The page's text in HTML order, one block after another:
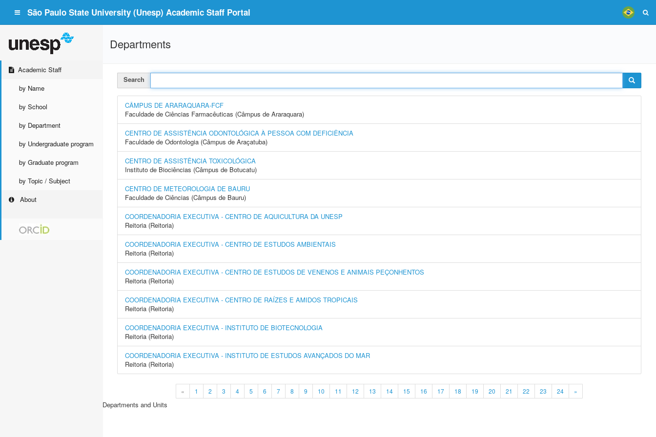
São Paulo State University (Unesp) Academic Staff Portal
Academic Staff
by Name
by School
by Department
by Undergraduate program
by Graduate program
by Topic / Subject
About
Departments
Search
CÂMPUS DE ARARAQUARA-FCF
Faculdade de Ciências Farmacêuticas (Câmpus de Araraquara)
CENTRO DE ASSISTÊNCIA ODONTOLÓGICA À PESSOA COM DEFICIÊNCIA
Faculdade de Odontologia (Câmpus de Araçatuba)
CENTRO DE ASSISTÊNCIA TOXICOLÓGICA
Instituto de Biociências (Câmpus de Botucatu)
CENTRO DE METEOROLOGIA DE BAURU
Faculdade de Ciências (Câmpus de Bauru)
COORDENADORIA EXECUTIVA - CENTRO DE AQUICULTURA DA UNESP
Reitoria (Reitoria)
COORDENADORIA EXECUTIVA - CENTRO DE ESTUDOS AMBIENTAIS
Reitoria (Reitoria)
COORDENADORIA EXECUTIVA - CENTRO DE ESTUDOS DE VENENOS E ANIMAIS PEÇONHENTOS
Reitoria (Reitoria)
COORDENADORIA EXECUTIVA - CENTRO DE RAÍZES E AMIDOS TROPICAIS
Reitoria (Reitoria)
COORDENADORIA EXECUTIVA - INSTITUTO DE BIOTECNOLOGIA
Reitoria (Reitoria)
COORDENADORIA EXECUTIVA - INSTITUTO DE ESTUDOS AVANÇADOS DO MAR
Reitoria (Reitoria)
« 1 2 3 4 5 6 7 8 9 10 11 12 13 14 15 16 17 18 19 20 21 22 23 24 »
Departments and Units